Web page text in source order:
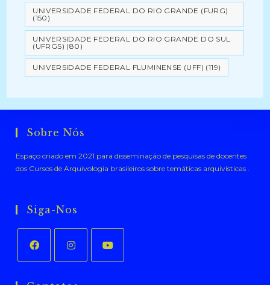
UNIVERSIDADE FEDERAL DO RIO GRANDE (FURG)
(150)
UNIVERSIDADE FEDERAL DO RIO GRANDE DO SUL
(UFRGS) (80)
UNIVERSIDADE FEDERAL FLUMINENSE (UFF) (119)
Sobre Nós
Espaço criado em 2021 para disseminação de pesquisas de docentes
dos Cursos de Arquivologia brasileiros sobre temáticas arquivísticas .
Siga-Nos